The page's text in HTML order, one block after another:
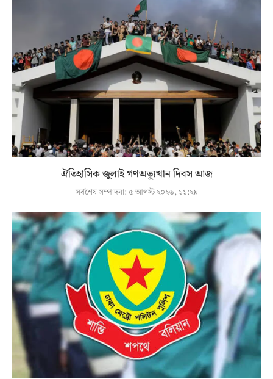
ঐতিহাসিক জুলাই গণঅভ্যুত্থান দিবস আজ
সর্বশেষ সম্পাদনা: ৫ আগস্ট ২০২৬, ১১:২৯